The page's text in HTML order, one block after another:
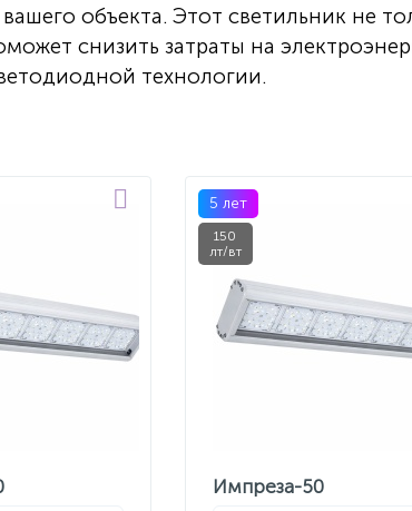
объекта. Этот светильник не
снизить затраты на
технологии.
5 лет
150
лт/вт
Импреза-50